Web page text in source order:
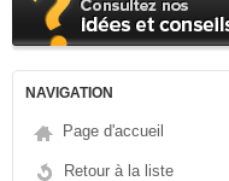
NAVIGATION
Page d'accueil
Retour à la liste